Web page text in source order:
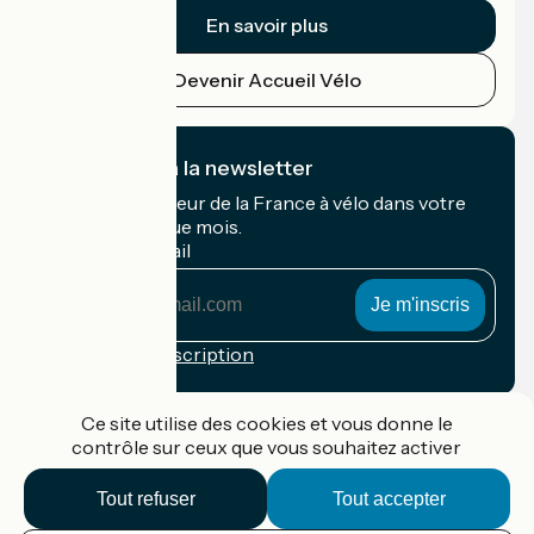
En savoir plus
Devenir Accueil Vélo
Je m'abonne à la newsletter
Recevez le meilleur de la France à vélo dans votre
boîte mail chaque mois.
Mon adresse mail
Conditions d'inscription
Accueil Vélo Pro
Ce site utilise des cookies et vous donne le
contrôle sur ceux que vous souhaitez activer
Tout accepter
Tout refuser